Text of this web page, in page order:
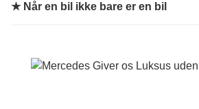
★ Når en bil ikke bare er en bil